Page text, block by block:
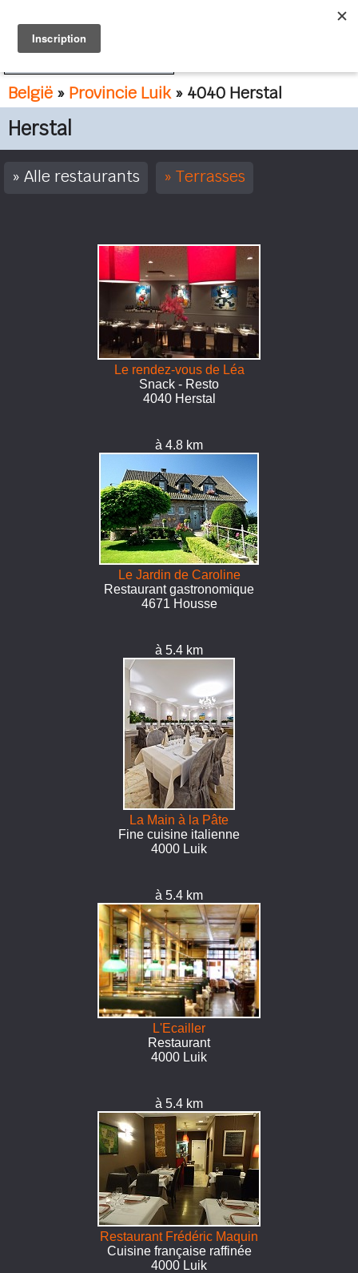
België » Provincie Luik» 4040 Herstal
Herstal
Alle restaurants Terrasses
Le rendez-vous de Léa
Snack - Resto
4040 Herstal
à 4.8 km
Le Jardin de Caroline
Restaurant gastronomique
4671 Housse
à 5.4 km
La Main à la Pâte
Fine cuisine italienne
4000 Luik
à 5.4 km
L'Ecailler
Restaurant
4000 Luik
à 5.4 km
Restaurant Frédéric Maquin
Cuisine française raffinée
4000 Luik